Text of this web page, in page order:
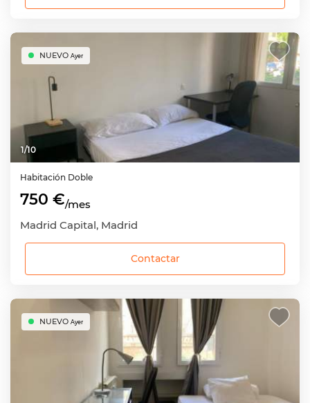
1/10
NUEVO Ayer
Habitación Doble
750 €/mes
Madrid Capital, Madrid
Contactar
NUEVO Ayer